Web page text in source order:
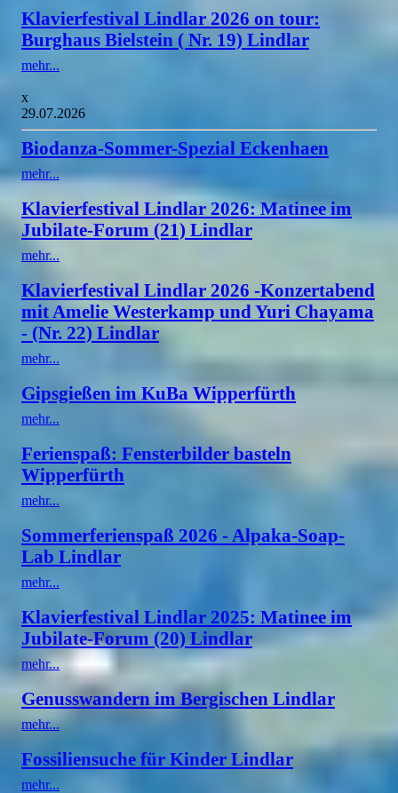
Klavierfestival Lindlar 2026 on tour:
Burghaus Bielstein ( Nr. 19) Lindlar
mehr...
x
29.07.2026
Biodanza-Sommer-Spezial Eckenhaen
mehr...
Klavierfestival Lindlar 2026: Matinee im
Jubilate-Forum (21) Lindlar
mehr...
Klavierfestival Lindlar 2026 -Konzertabend
mit Amelie Westerkamp und Yuri Chayama
- (Nr. 22) Lindlar
mehr...
Gipsgießen im KuBa Wipperfürth
mehr...
Ferienspaß: Fensterbilder basteln
Wipperfürth
mehr...
Sommerferienspaß 2026 - Alpaka-Soap-
Lab Lindlar
mehr...
Klavierfestival Lindlar 2025: Matinee im
Jubilate-Forum (20) Lindlar
mehr...
Genusswandern im Bergischen Lindlar
mehr...
Fossiliensuche für Kinder Lindlar
mehr...